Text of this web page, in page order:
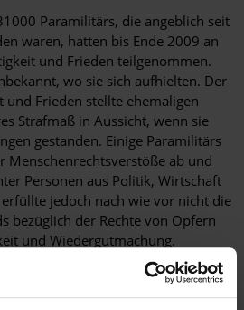
Paramilitärs, die angeblich seit
waren, hatten bis Ende 2009 an
und Frieden teilgenommen.
wo sie sich aufhielten. Der
und Frieden stellte ehemaligen
Strafmaß in Aussicht, wenn sie
gestanden. Einige Paramilitärs
Menschenrechtsverstöße ab und
Personen aus Politik, Wirtschaft
jedoch nach wie vor nicht die
bezüglich der Rechte von Opfern
und Wiedergutmachung.
demobilisiert worden waren,
tatsächlichen Strafverfolgung.